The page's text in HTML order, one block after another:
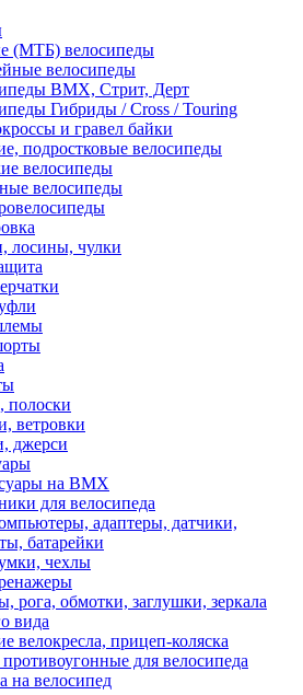
(МТБ) велосипеды
велосипеды
BMX, Стрит, Дерт
Гибриды / Cross / Touring
и гравел байки
подростковые велосипеды
велосипеды
велосипеды
лосины, чулки
полоски
ветровки
джерси
на BMX
для велосипеда
адаптеры, датчики,
батарейки
чехлы
рога, обмотки, заглушки, зеркала
вида
велокресла, прицеп-коляска
для велосипеда
на велосипед